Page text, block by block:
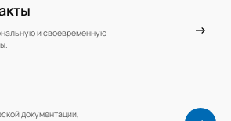
и своевременную
документации,